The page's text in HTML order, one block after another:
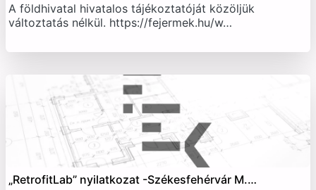
A földhivatal hivatalos tájékoztatóját közöljük
változtatás nélkül. https://fejermek.hu/w…
„RetrofitLab” nyilatkozat -Székesfehérvár M.…